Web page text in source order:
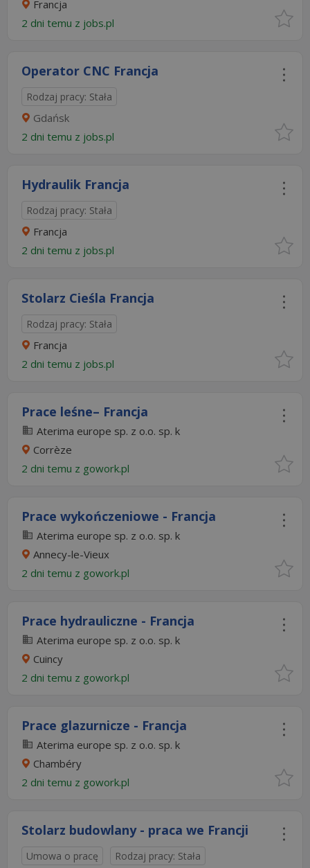
Francja
2 dni temu z jobs.pl
Operator CNC Francja
Rodzaj pracy: Stała
Gdańsk
2 dni temu z jobs.pl
Hydraulik Francja
Rodzaj pracy: Stała
Francja
2 dni temu z jobs.pl
Stolarz Cieśla Francja
Rodzaj pracy: Stała
Francja
2 dni temu z jobs.pl
Prace leśne– Francja
Aterima europe sp. z o.o. sp. k
Corrèze
2 dni temu z gowork.pl
Prace wykończeniowe - Francja
Aterima europe sp. z o.o. sp. k
Annecy-le-Vieux
2 dni temu z gowork.pl
Prace hydrauliczne - Francja
Aterima europe sp. z o.o. sp. k
Cuincy
2 dni temu z gowork.pl
Prace glazurnicze - Francja
Aterima europe sp. z o.o. sp. k
Chambéry
2 dni temu z gowork.pl
Stolarz budowlany - praca we Francji
Umowa o pracę Rodzaj pracy: Stała